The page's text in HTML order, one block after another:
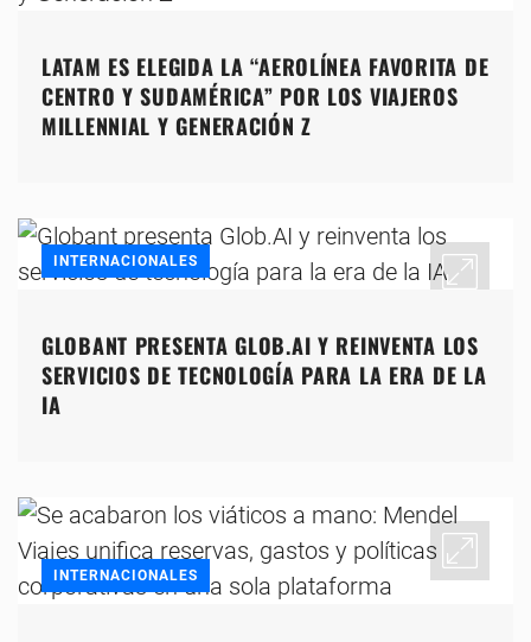
LATAM ES ELEGIDA LA “AEROLÍNEA FAVORITA DE
CENTRO Y SUDAMÉRICA” POR LOS VIAJEROS
MILLENNIAL Y GENERACIÓN Z
INTERNACIONALES
GLOBANT PRESENTA GLOB.AI Y REINVENTA LOS
SERVICIOS DE TECNOLOGÍA PARA LA ERA DE LA
IA
INTERNACIONALES